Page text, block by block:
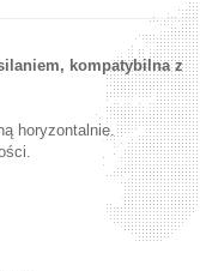
kompatybilna z
horyzontalnie.